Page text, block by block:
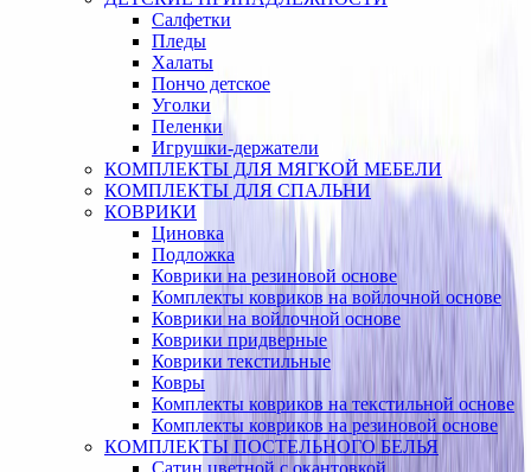
Салфетки
Пледы
Халаты
Пончо детское
Уголки
Пеленки
Игрушки-держатели
КОМПЛЕКТЫ ДЛЯ МЯГКОЙ МЕБЕЛИ
КОМПЛЕКТЫ ДЛЯ СПАЛЬНИ
КОВРИКИ
Циновка
Подложка
Коврики на резиновой основе
Комплекты ковриков на войлочной основе
Коврики на войлочной основе
Коврики придверные
Коврики текстильные
Ковры
Комплекты ковриков на текстильной основе
Комплекты ковриков на резиновой основе
КОМПЛЕКТЫ ПОСТЕЛЬНОГО БЕЛЬЯ